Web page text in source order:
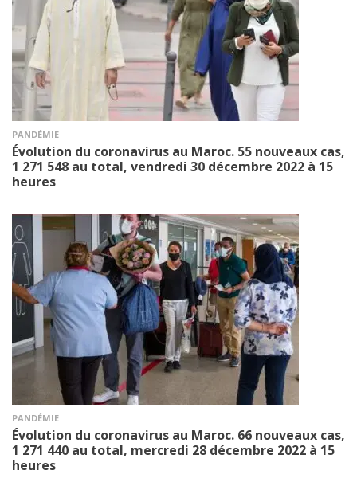
PANDÉMIE
Évolution du coronavirus au Maroc. 55 nouveaux cas,
1 271 548 au total, vendredi 30 décembre 2022 à 15
heures
PANDÉMIE
Évolution du coronavirus au Maroc. 66 nouveaux cas,
1 271 440 au total, mercredi 28 décembre 2022 à 15
heures